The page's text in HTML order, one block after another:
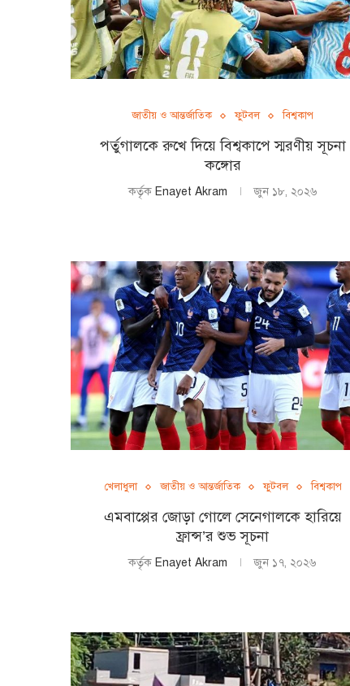
জাতীয় ও আন্তর্জাতিক ফুটবল বিশ্বকাপ
পর্তুগালকে রুখে দিয়ে বিশ্বকাপে স্মরণীয় সূচনা
কঙ্গোর
কর্তৃক Enayet Akram জুন ১৮, ২০২৬
খেলাধুলা জাতীয় ও আন্তর্জাতিক ফুটবল বিশ্বকাপ
এমবাপ্পের জোড়া গোলে সেনেগালকে হারিয়ে
ফ্রান্স’র শুভ সূচনা
কর্তৃক Enayet Akram জুন ১৭, ২০২৬